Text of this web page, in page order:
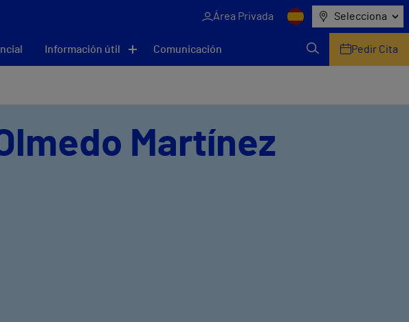
Área Privada Selecciona
Información útil Comunicación Pedir Cita
Martínez